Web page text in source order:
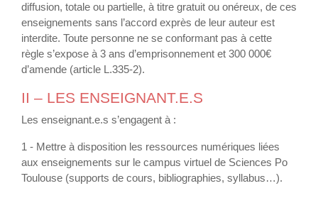
diffusion, totale ou partielle, à titre gratuit ou onéreux, de ces
enseignements sans l’accord exprès de leur auteur est
interdite. Toute personne ne se conformant pas à cette
règle s’expose à 3 ans d’emprisonnement et 300 000€
d’amende (article L.335-2).
II – LES ENSEIGNANT.E.S
Les enseignant.e.s s’engagent à :
1 - Mettre à disposition les ressources numériques liées
aux enseignements sur le campus virtuel de Sciences Po
Toulouse (supports de cours, bibliographies, syllabus…).